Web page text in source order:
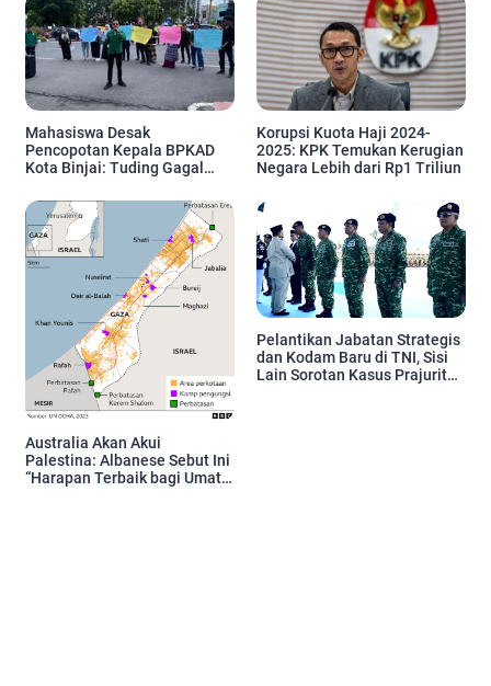
Mahasiswa Desak
Pencopotan Kepala BPKAD
Kota Binjai: Tuding Gagal
Daerah
Korupsi Kuota Haji 2024-
2025: KPK Temukan Kerugian
Negara Lebih dari Rp1 Triliun
Australia Akan Akui
Palestina: Albanese Sebut Ini
“Harapan Terbaik bagi Umat
Pelantikan Jabatan Strategis
dan Kodam Baru di TNI, Sisi
Lain Sorotan Kasus Prajurit